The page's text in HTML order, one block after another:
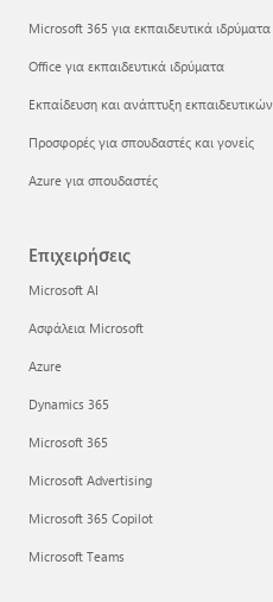
Microsoft 365 για εκπαιδευτικά ιδρύματα
Office για εκπαιδευτικά ιδρύματα
Εκπαίδευση και ανάπτυξη εκπαιδευτικών
Προσφορές για σπουδαστές και γονείς
Azure για σπουδαστές
Επιχειρήσεις
Microsoft AI
Ασφάλεια Microsoft
Azure
Dynamics 365
Microsoft 365
Microsoft Advertising
Microsoft 365 Copilot
Microsoft Teams